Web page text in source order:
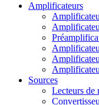
Amplificateurs
Sources
Lecteurs de